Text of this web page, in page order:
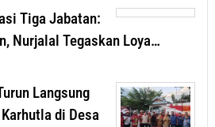
Tiga Jabatan:
Nurjalal Tegaskan Loya…
Langsung
di Desa